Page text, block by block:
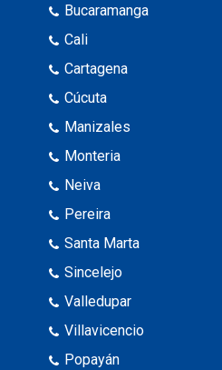
Bucaramanga
Cali
Cartagena
Cúcuta
Manizales
Monteria
Neiva
Pereira
Santa Marta
Sincelejo
Valledupar
Villavicencio
Popayán